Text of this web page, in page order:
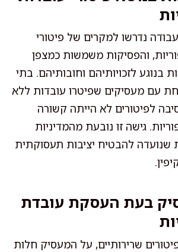
נדרשו למקרים של פיטורי
והפסיקות משמשות כמצפן
בנוגע לזכויותיהם וחובותיהם. בתי
עם מעסיקים שפיטרו עובדות ללא
לפיטורים לא הייתה קשורה
גישה זו נובעת מהמדיניות
להבטיח יציבות תעסוקתית
בעת העסקת עובדת
שרירותיים, על המעסיק חלות